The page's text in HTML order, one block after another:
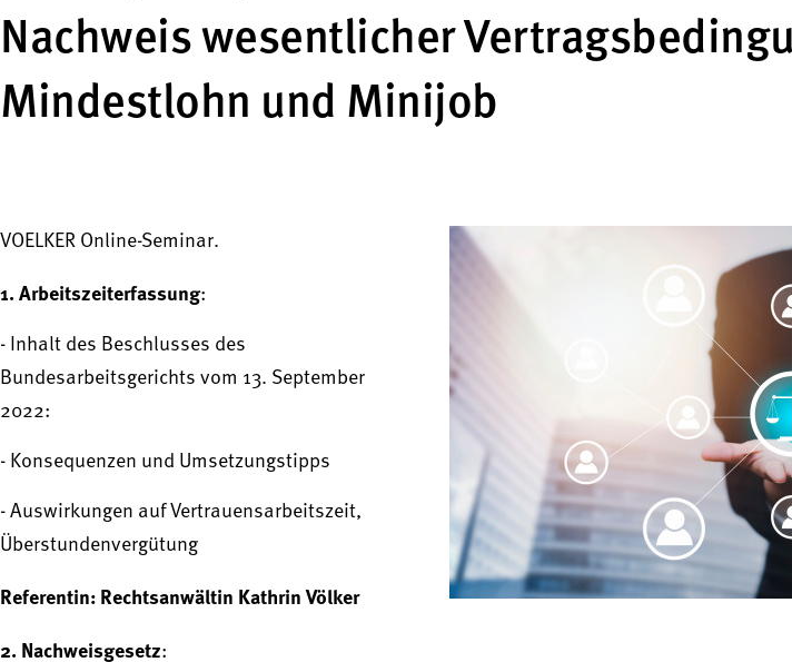
Nachweis wesentlicher
Mindestlohn und Minijob
VOELKER Online-Seminar.
1. Arbeitszeiterfassung:
- Inhalt des Beschlusses des
Bundesarbeitsgerichts vom 13. September
2022:
- Konsequenzen und Umsetzungstipps
- Auswirkungen auf Vertrauensarbeitszeit,
Überstundenvergütung
Referentin: Rechtsanwältin Kathrin Völker
2. Nachweisgesetz: